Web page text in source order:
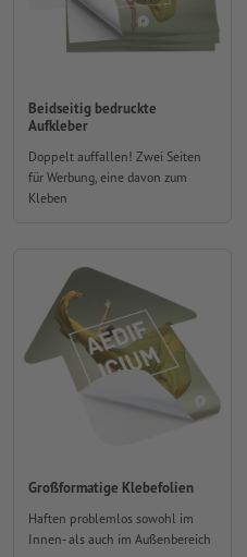
Beidseitig bedruckte
Aufkleber
Doppelt auffallen! Zwei Seiten
für Werbung, eine davon zum
Kleben
Großformatige Klebefolien
Haften problemlos sowohl im
Innen- als auch im Außenbereich